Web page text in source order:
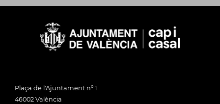
Plaça de l'Ajuntament nº 1
46002 València